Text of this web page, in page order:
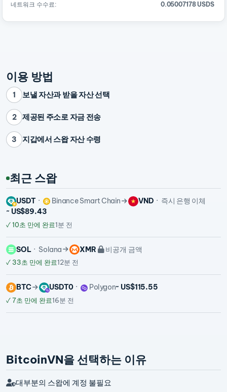
네트워크 수수료: 0.05007178 USDS
이용 방법
1 보낼 자산과 받을 자산 선택
2 제공된 주소로 자금 전송
3 지갑에서 스왑 자산 수령
최근 스왑
USDT Binance Smart Chain VND
즉시 은행 이체
~ US$89.43
✓10초 만에 완료1분 전
SOL Solana XMR 비공개 금액
✓ 33초 만에 완료12분 전
BTC USDT0 Polygon~ US$115.55
✓7초 만에 완료16분 전
BitcoinVN을 선택하는 이유
대부분의 스왑에 계정 불필요